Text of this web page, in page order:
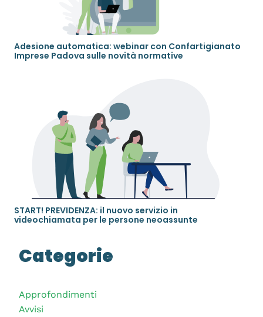
Adesione automatica: webinar con Confartigianato
Imprese Padova sulle novità normative
START! PREVIDENZA: il nuovo servizio in
videochiamata per le persone neoassunte
Categorie
Approfondimenti
Avvisi